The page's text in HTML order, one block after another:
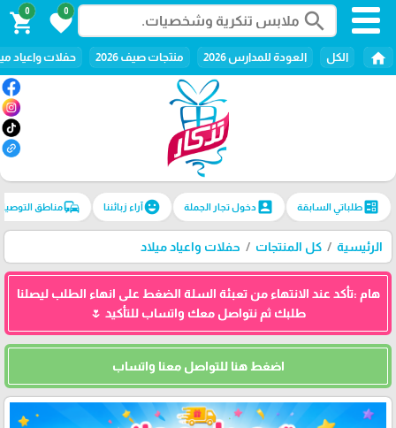
search
0
favorite
0
shopping_cart
home الكل العودة للمدارس 2026 منتجات صيف 2026 حفلات واعياد
ballotطلباتي السابقة account_boxدخول تجار الجملة emoji_emotionsآراء زبائننا commuteمناطق
الرئيسية كل المنتجات حفلات واعياد ميلاد
هام :تأكد عند الانتهاء من تعبئة السلة الضغط على انهاء الطلب ليصلنا
طلبك ثم نتواصل معك واتساب للتأكيد 🌷
اضغط هنا للتواصل معنا واتساب